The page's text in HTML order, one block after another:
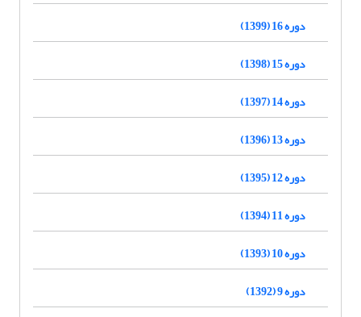
دوره 16 (1399)
دوره 15 (1398)
دوره 14 (1397)
دوره 13 (1396)
دوره 12 (1395)
دوره 11 (1394)
دوره 10 (1393)
دوره 9 (1392)